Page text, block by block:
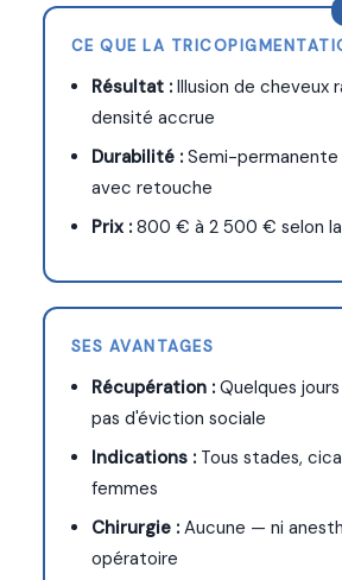
CE QUE LA
Résultat : Illusion de cheveux
densité accrue
Durabilité : Semi-
avec retouche
Prix : 800 € à 2 500 € selon
SES AVANTAGES
Récupération : Quelques
pas d'éviction sociale
Indications : Tous stades,
femmes
Chirurgie : Aucune — ni
opératoire